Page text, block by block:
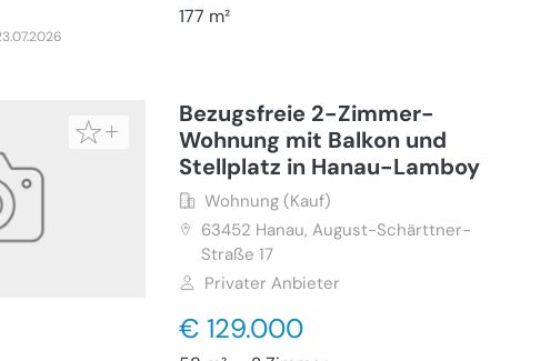
177 m²
Bezugsfreie 2-Zimmer-
Wohnung mit Balkon und
Stellplatz in Hanau-Lamboy
Wohnung (Kauf)
63452 Hanau, August-Schärttner-
Straße 17
Privater Anbieter
€ 129.000